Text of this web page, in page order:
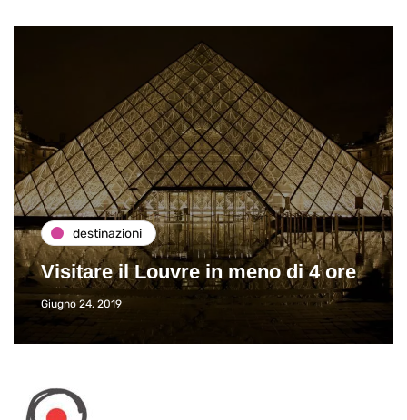
destinazioni
Visitare il Louvre in meno di 4 ore
Giugno 24, 2019